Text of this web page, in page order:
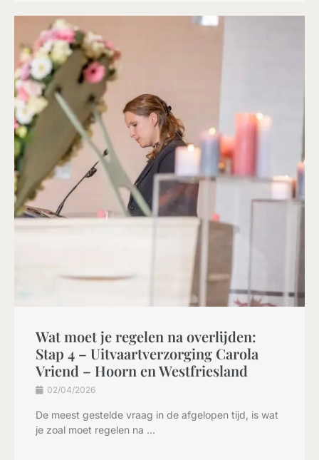
Wat moet je regelen na overlijden:
Stap 4 – Uitvaartverzorging Carola
Vriend – Hoorn en Westfriesland
02/04/2026
De meest gestelde vraag in de afgelopen tijd, is wat
je zoal moet regelen na ...